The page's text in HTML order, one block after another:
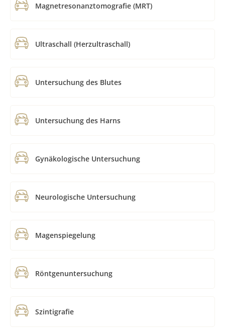
Magnetresonanztomografie (MRT)
Ultraschall (Herzultraschall)
Untersuchung des Blutes
Untersuchung des Harns
Gynäkologische Untersuchung
Neurologische Untersuchung
Magenspiegelung
Röntgenuntersuchung
Szintigrafie